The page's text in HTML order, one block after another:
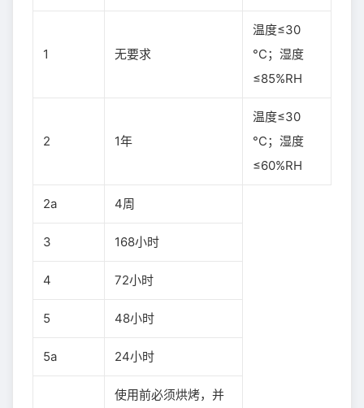
1 无要求
温度≤30
°C；湿度
≤85%RH
2 1年
温度≤30
°C；湿度
≤60%RH
2a 4周
3 168小时
4 72小时
5 48小时
5a 24小时
使用前必须烘烤，并